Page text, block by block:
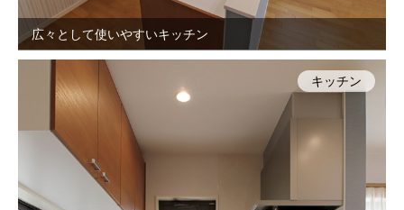
広々として使いやすいキッチン
キッチン